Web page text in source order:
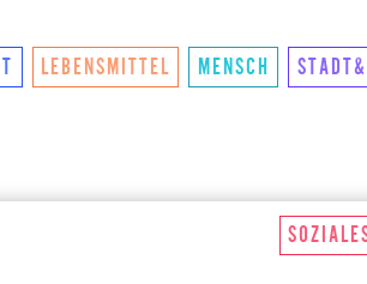
LEBENSMITTEL MENSCH